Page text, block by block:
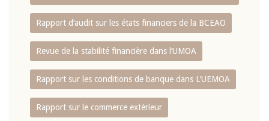
Rapport d‘audit sur les états financiers de la BCEAO
Revue de la stabilité financière dans l‘UMOA
Rapport sur les conditions de banque dans L‘UEMOA
Rapport sur le commerce extérieur